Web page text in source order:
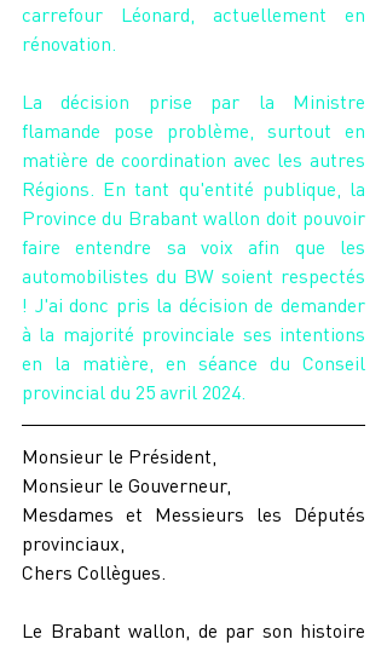
carrefour Léonard, actuellement en
rénovation.
La décision prise par la Ministre
flamande pose problème, surtout en
matière de coordination avec les autres
Régions. En tant qu'entité publique, la
Province du Brabant wallon doit pouvoir
faire entendre sa voix afin que les
automobilistes du BW soient respectés
! J'ai donc pris la décision de demander
à la majorité provinciale ses intentions
en la matière, en séance du Conseil
provincial du 25 avril 2024.
Monsieur le Président,
Monsieur le Gouverneur,
Mesdames et Messieurs les Députés
provinciaux,
Chers Collègues.
Le Brabant wallon, de par son histoire